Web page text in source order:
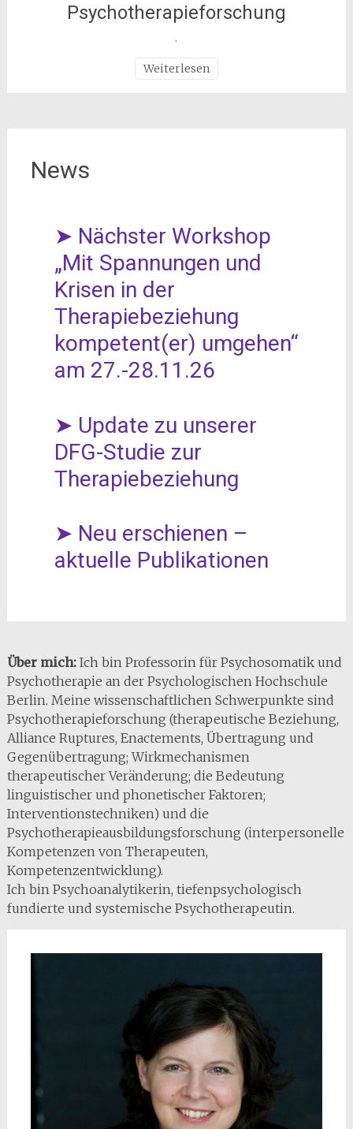
Psychotherapieforschung
.
Weiterlesen
News
➤ Nächster Workshop
„Mit Spannungen und
Krisen in der
Therapiebeziehung
kompetent(er) umgehen“
am 27.-28.11.26
➤ Update zu unserer
DFG-Studie zur
Therapiebeziehung
➤ Neu erschienen –
aktuelle Publikationen
Über mich:Ich bin Professorin für Psychosomatik und
Psychotherapie an der Psychologischen Hochschule
Berlin. Meine wissenschaftlichen Schwerpunkte sind
Psychotherapieforschung (therapeutische Beziehung,
Alliance Ruptures, Enactements, Übertragung und
Gegenübertragung; Wirkmechanismen
therapeutischer Veränderung; die Bedeutung
linguistischer und phonetischer Faktoren;
Interventionstechniken) und die
Psychotherapieausbildungsforschung (interpersonelle
Kompetenzen von Therapeuten,
Kompetenzentwicklung).
Ich bin Psychoanalytikerin, tiefenpsychologisch
fundierte und systemische Psychotherapeutin.